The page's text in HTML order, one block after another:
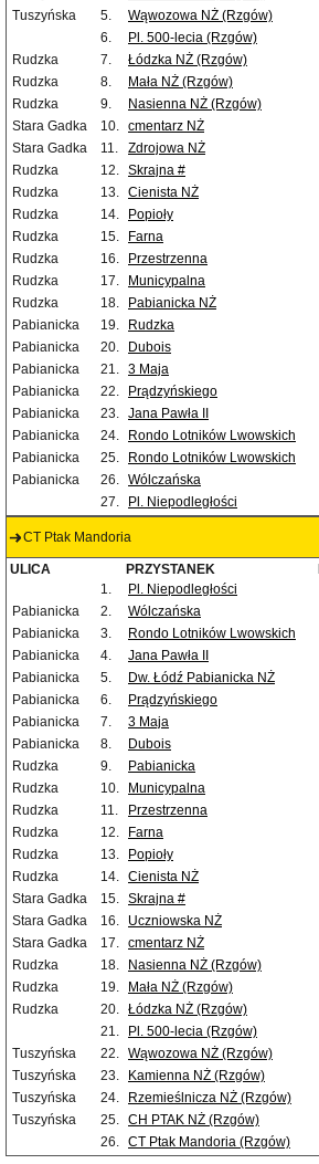
Tuszyńska
5. Wąwozowa NŻ (Rzgów)
6.
Pl. 500-lecia (Rzgów)
Rudzka
7. Łódzka NŻ (Rzgów)
Rudzka
8. Mała NŻ (Rzgów)
Rudzka
9. Nasienna NŻ (Rzgów)
Stara Gadka
10. cmentarz NŻ
Stara Gadka
11. Zdrojowa NŻ
Rudzka
12. Skrajna #
Rudzka
13. Cienista NŻ
Rudzka
14. Popioły
Rudzka
15. Farna
Rudzka
16. Przestrzenna
Rudzka
17. Municypalna
Rudzka
18. Pabianicka NŻ
Pabianicka
19. Rudzka
Pabianicka
20. Dubois
Pabianicka
21. 3 Maja
Pabianicka
22. Prądzyńskiego
Pabianicka
23. Jana Pawła II
Pabianicka
24. Rondo Lotników Lwowskich
Pabianicka
25. Rondo Lotników Lwowskich
Pabianicka
26. Wólczańska
27.
Pl. Niepodległości
CT Ptak Mandoria
ULICA PRZYSTANEK
1.
Pl. Niepodległości
Pabianicka
2. Wólczańska
Pabianicka
3. Rondo Lotników Lwowskich
Pabianicka
4. Jana Pawła II
Pabianicka
5. Dw. Łódź Pabianicka NŻ
Pabianicka
6. Prądzyńskiego
Pabianicka
7. 3 Maja
Pabianicka
8. Dubois
Rudzka
9. Pabianicka
Rudzka
10. Municypalna
Rudzka
11. Przestrzenna
Rudzka
12. Farna
Rudzka
13. Popioły
Rudzka
14. Cienista NŻ
Stara Gadka
15. Skrajna #
Stara Gadka
16. Uczniowska NŻ
Stara Gadka
17. cmentarz NŻ
Rudzka
18. Nasienna NŻ (Rzgów)
Rudzka
19. Mała NŻ (Rzgów)
Rudzka
20. Łódzka NŻ (Rzgów)
21.
Pl. 500-lecia (Rzgów)
Tuszyńska
22. Wąwozowa NŻ (Rzgów)
Tuszyńska
23. Kamienna NŻ (Rzgów)
Tuszyńska
24. Rzemieślnicza NŻ (Rzgów)
Tuszyńska
25. CH PTAK NŻ (Rzgów)
26. CT Ptak Mandoria (Rzgów)